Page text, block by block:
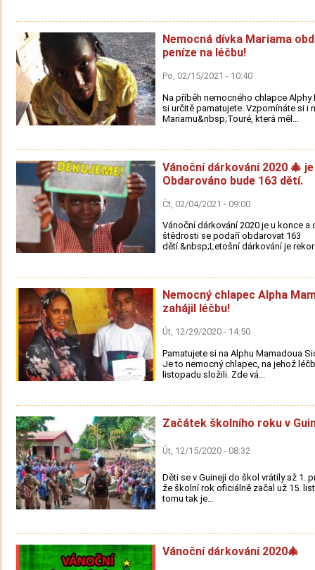
Nemocná dívka Mariama
peníze na léčbu!
Po, 02/15/2021 - 10:40
Na příběh nemocného chlapce Alphy
si určitě pamatujete. Vzpomínáte si i
Mariamu&nbsp;Touré, která měl...
Vánoční dárkování 2020 🎄
Obdarováno bude 163 dětí.
Čt, 02/04/2021 - 09:00
Vánoční dárkování 2020 je u konce a
štědrosti se podaří obdarovat 163
dětí.&nbsp;Letošní dárkování je
Nemocný chlapec Alpha
zahájil léčbu!
Út, 12/29/2020 - 14:50
Pamatujete si na Alphu Mamadoua
Je to nemocný chlapec, na jehož
listopadu složili. Zde vá...
Začátek školního roku v
Út, 12/15/2020 - 08:32
Děti se v Guineji do škol vrátily až 1.
že školní rok oficiálně začal už 15.
tomu tak je...
Vánoční dárkování 2020🎄